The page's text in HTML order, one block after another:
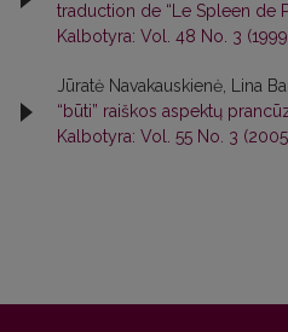
traduction de “Le Spleen de
Kalbotyra: Vol. 48 No. 3
Jūratė Navakauskienė, Lina
“būti” raiškos aspektų
Kalbotyra: Vol. 55 No. 3